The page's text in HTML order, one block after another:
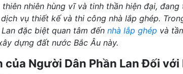
thiên nhiên hùng vĩ và tinh thần hiện đại,
vụ thiết kế và thi công nhà lắp ghép.
đặc biệt quan tâm đến nhà lắp ghép và
dựng đất nước Bắc Âu này.
của Người Dân Phần Lan Đối với